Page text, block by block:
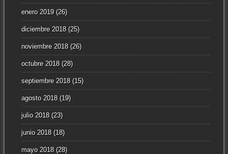
enero 2019(26)
diciembre 2018(25)
noviembre 2018(26)
octubre 2018(28)
septiembre 2018(15)
agosto 2018(19)
julio 2018(23)
junio 2018(18)
mayo 2018(28)